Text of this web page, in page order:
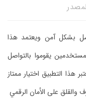
بشكل آمن ويعتمد هذا
يقوموا بالتواصل
هذا التطبيق اختيار ممتاز
والقلق على الأمان الرقمي